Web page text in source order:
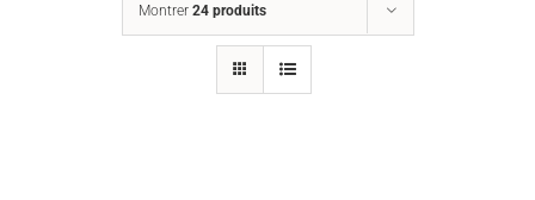
Montrer 24 produits